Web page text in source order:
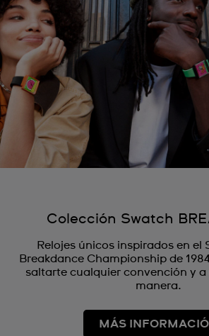
Colección Swatch
Relojes únicos inspirados en el
Breakdance Championship de
saltarte cualquier convención y a
manera.
MÁS